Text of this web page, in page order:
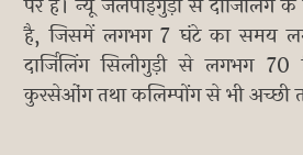
पर है। न्यू जलपाईगुड़ी से दार्जिलिंग के
है, जिसमें लगभग 7 घंटे का समय
दार्जिलिंग सिलीगुड़ी से लगभग
कुरसेओंग तथा कलिम्पोंग से भी अच्छी